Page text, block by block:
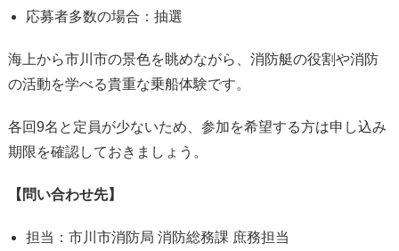
応募者多数の場合：抽選
海上から市川市の景色を眺めながら、消防艇の役割や消防
の活動を学べる貴重な乗船体験です。
各回9名と定員が少ないため、参加を希望する方は申し込み
期限を確認しておきましょう。
【問い合わせ先】
担当：市川市消防局 消防総務課 庶務担当